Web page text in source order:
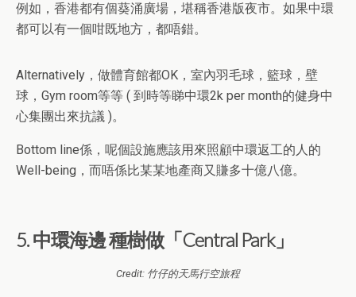
例如，香港都有個葵涌廣場，堪稱香港版夜市。如果中環
都可以有一個咁既地方，都唔錯。
Alternatively，做體育館都OK，室內羽毛球，籃球，壁
球，Gym room等等 ( 到時等睇中環2k per month的健身中
心集團出來抗議 )。
Bottom line係，呢個設施應該用來照顧中環返工的人的
Well-being，而唔係比某某地產商又賺多十億八億。
5. 中環海邊 種樹做「Central Park」
Credit: 竹仔的天馬行空旅程